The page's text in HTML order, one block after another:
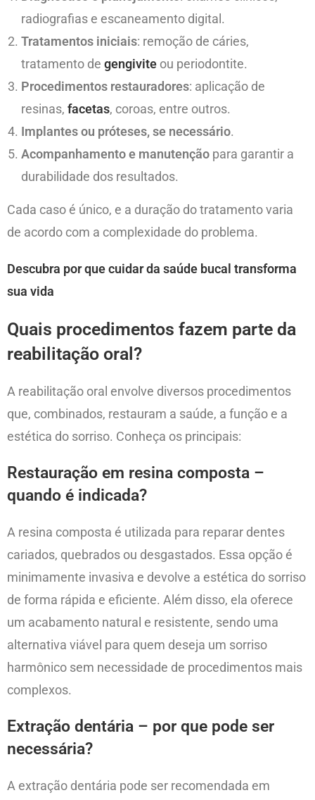
radiografias e escaneamento digital.
Tratamentos iniciais: remoção de cáries,
tratamento de gengivite ou periodontite.
Procedimentos restauradores: aplicação de
resinas, facetas, coroas, entre outros.
Implantes ou próteses, se necessário.
Acompanhamento e manutenção para garantir a
durabilidade dos resultados.
Cada caso é único, e a duração do tratamento varia
de acordo com a complexidade do problema.
Descubra por que cuidar da saúde bucal transforma
sua vida
Quais procedimentos fazem parte da
reabilitação oral?
A reabilitação oral envolve diversos procedimentos
que, combinados, restauram a saúde, a função e a
estética do sorriso. Conheça os principais:
Restauração em resina composta –
quando é indicada?
A resina composta é utilizada para reparar dentes
cariados, quebrados ou desgastados. Essa opção é
minimamente invasiva e devolve a estética do sorriso
de forma rápida e eficiente. Além disso, ela oferece
um acabamento natural e resistente, sendo uma
alternativa viável para quem deseja um sorriso
harmônico sem necessidade de procedimentos mais
complexos.
Extração dentária – por que pode ser
necessária?
A extração dentária pode ser recomendada em